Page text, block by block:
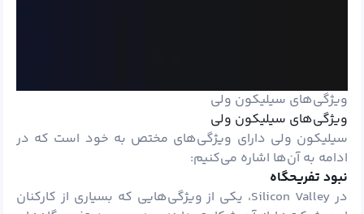
ویژگی‌های سیلیکون ولی
ویژگی‌های سیلیکون ولی
سیلیکون ولی دارای ویژگی‌های مختص به خود است که در
ادامه به آن‌ها اشاره می‌کنیم:
نبود تفریحگاه
در Silicon Valley، یکی از ویژگی‌هایی که بسیاری از کارکنان